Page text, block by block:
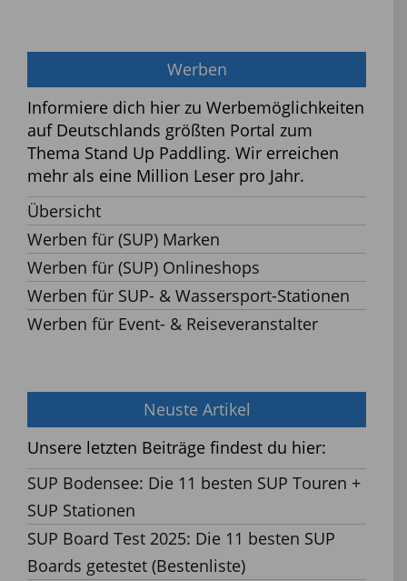
Werben
Informiere dich hier zu Werbemöglichkeiten
auf Deutschlands größten Portal zum
Thema Stand Up Paddling. Wir erreichen
mehr als eine Million Leser pro Jahr.
Übersicht
Werben für (SUP) Marken
Werben für (SUP) Onlineshops
Werben für SUP- & Wassersport-Stationen
Werben für Event- & Reiseveranstalter
Neuste Artikel
Unsere letzten Beiträge findest du hier:
SUP Bodensee: Die 11 besten SUP Touren +
SUP Stationen
SUP Board Test 2025: Die 11 besten SUP
Boards getestet (Bestenliste)